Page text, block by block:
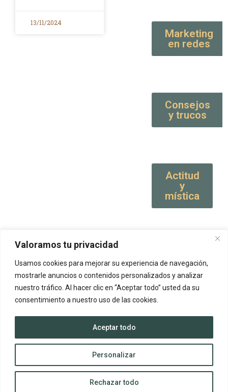
Valoramos tu privacidad
Usamos cookies para mejorar su experiencia de navegación,
mostrarle anuncios o contenidos personalizados y analizar
nuestro tráfico. Al hacer clic en “Aceptar todo” usted da su
consentimiento a nuestro uso de las cookies.
Personalizar
Rechazar todo
Aceptar todo
13/11/2024
Marketing
en redes
Consejos
y trucos
Actitud
y
mística